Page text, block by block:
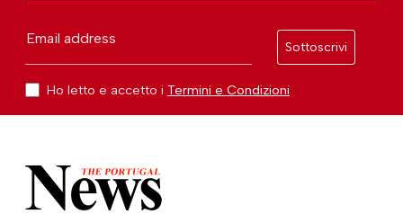
Email address
Sottoscrivi
Ho letto e accetto i Termini e Condizioni